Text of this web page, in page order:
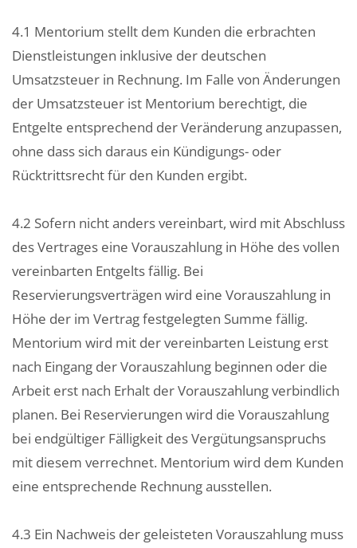
4.1 Mentorium stellt dem Kunden die erbrachten
Dienstleistungen inklusive der deutschen
Umsatzsteuer in Rechnung. Im Falle von Änderungen
der Umsatzsteuer ist Mentorium berechtigt, die
Entgelte entsprechend der Veränderung anzupassen,
ohne dass sich daraus ein Kündigungs- oder
Rücktrittsrecht für den Kunden ergibt.
4.2 Sofern nicht anders vereinbart, wird mit Abschluss
des Vertrages eine Vorauszahlung in Höhe des vollen
vereinbarten Entgelts fällig. Bei
Reservierungsverträgen wird eine Vorauszahlung in
Höhe der im Vertrag festgelegten Summe fällig.
Mentorium wird mit der vereinbarten Leistung erst
nach Eingang der Vorauszahlung beginnen oder die
Arbeit erst nach Erhalt der Vorauszahlung verbindlich
planen. Bei Reservierungen wird die Vorauszahlung
bei endgültiger Fälligkeit des Vergütungsanspruchs
mit diesem verrechnet. Mentorium wird dem Kunden
eine entsprechende Rechnung ausstellen.
4.3 Ein Nachweis der geleisteten Vorauszahlung muss